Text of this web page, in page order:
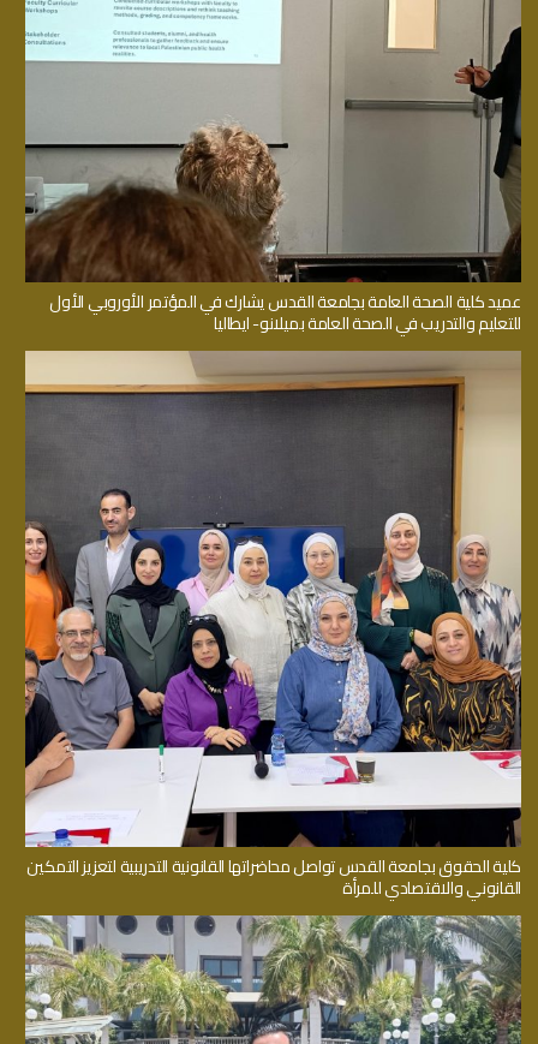
عميد كلية الصحة العامة بجامعة القدس يشارك في المؤتمر الأوروبي الأول
للتعليم والتدريب في الصحة العامة بميلانو- ايطاليا
كلية الحقوق بجامعة القدس تواصل محاضراتها القانونية التدريبية لتعزيز التمكين
القانوني والاقتصادي للمرأة